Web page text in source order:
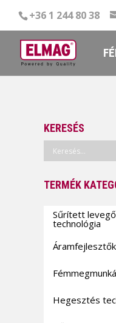
+36 1 244 80 38
KERESÉS
TERMÉK
Sűrített
technológia
Áramfejlesztők
Hegesztés